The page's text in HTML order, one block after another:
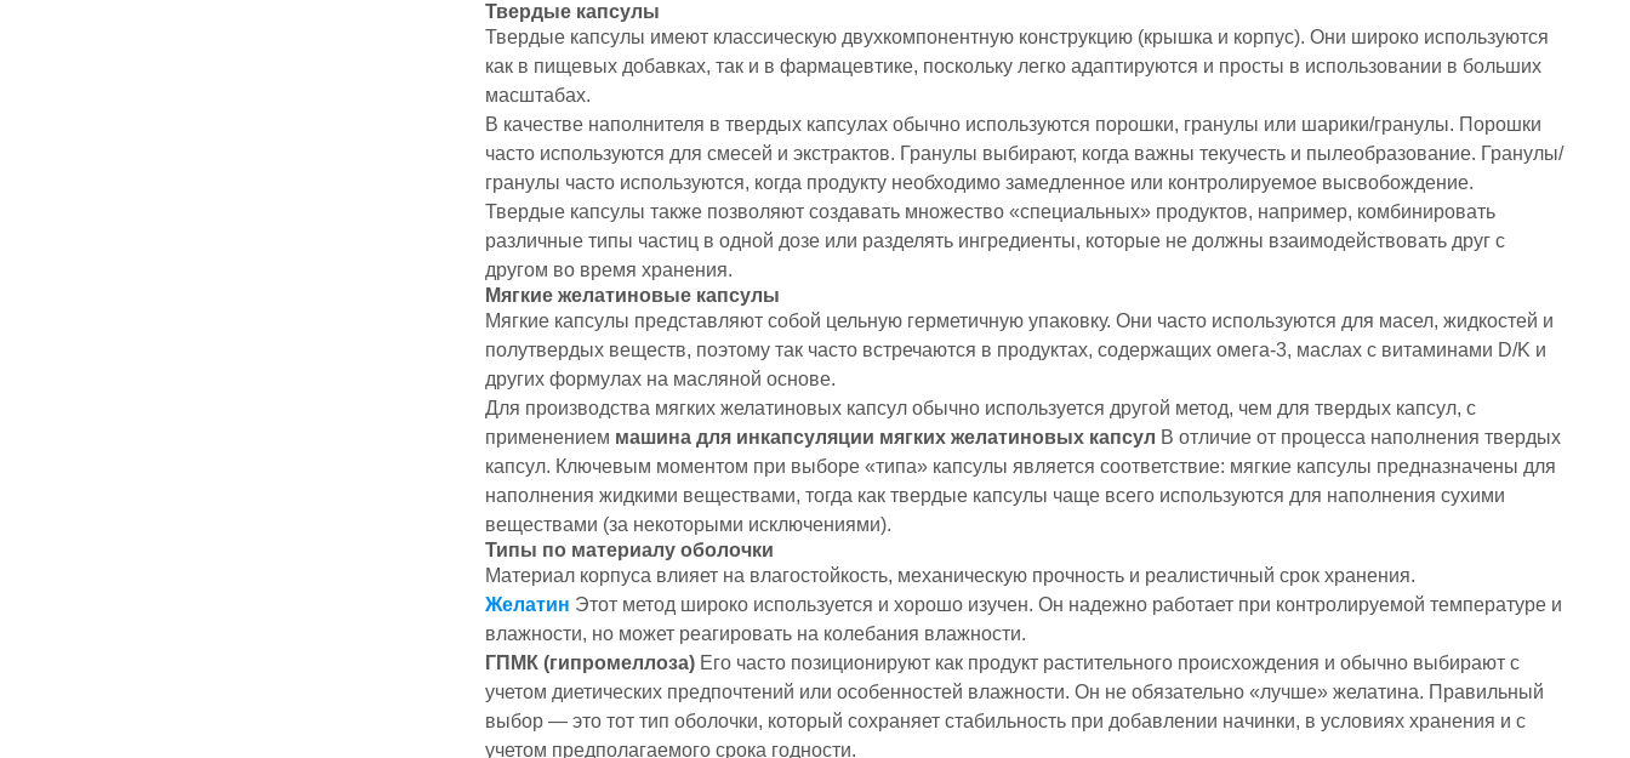
Твердые капсулы
Твердые капсулы имеют классическую двухкомпонентную конструкцию (крышка и корпус). Они широко используются
как в пищевых добавках, так и в фармацевтике, поскольку легко адаптируются и просты в использовании в больших
масштабах.
В качестве наполнителя в твердых капсулах обычно используются порошки, гранулы или шарики/гранулы. Порошки
часто используются для смесей и экстрактов. Гранулы выбирают, когда важны текучесть и пылеобразование. Гранулы/
гранулы часто используются, когда продукту необходимо замедленное или контролируемое высвобождение.
Твердые капсулы также позволяют создавать множество «специальных» продуктов, например, комбинировать
различные типы частиц в одной дозе или разделять ингредиенты, которые не должны взаимодействовать друг с
другом во время хранения.
Мягкие желатиновые капсулы
Мягкие капсулы представляют собой цельную герметичную упаковку. Они часто используются для масел, жидкостей и
полутвердых веществ, поэтому так часто встречаются в продуктах, содержащих омега-3, маслах с витаминами D/K и
других формулах на масляной основе.
Для производства мягких желатиновых капсул обычно используется другой метод, чем для твердых капсул, с
применением машина для инкапсуляции мягких желатиновых капсул В отличие от процесса наполнения твердых
капсул. Ключевым моментом при выборе «типа» капсулы является соответствие: мягкие капсулы предназначены для
наполнения жидкими веществами, тогда как твердые капсулы чаще всего используются для наполнения сухими
веществами (за некоторыми исключениями).
Типы по материалу оболочки
Материал корпуса влияет на влагостойкость, механическую прочность и реалистичный срок хранения.
Желатин Этот метод широко используется и хорошо изучен. Он надежно работает при контролируемой температуре и
влажности, но может реагировать на колебания влажности.
ГПМК (гипромеллоза) Его часто позиционируют как продукт растительного происхождения и обычно выбирают с
учетом диетических предпочтений или особенностей влажности. Он не обязательно «лучше» желатина. Правильный
выбор — это тот тип оболочки, который сохраняет стабильность при добавлении начинки, в условиях хранения и с
учетом предполагаемого срока годности.